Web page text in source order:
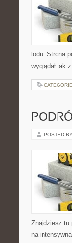
lodu. Strona
wyglądał jak
POSTED
Znajdziesz tu
na